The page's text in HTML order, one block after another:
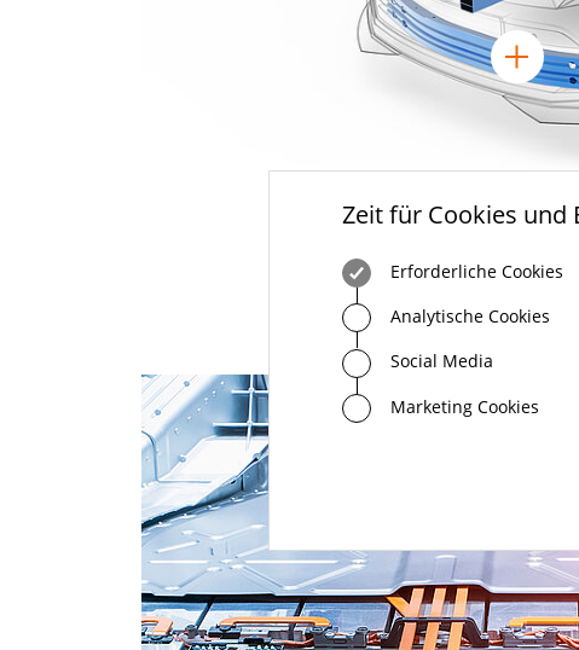
Zeit für Cookies und
Erforderliche Cookies
Analytische Cookies
Social Media
Marketing Cookies